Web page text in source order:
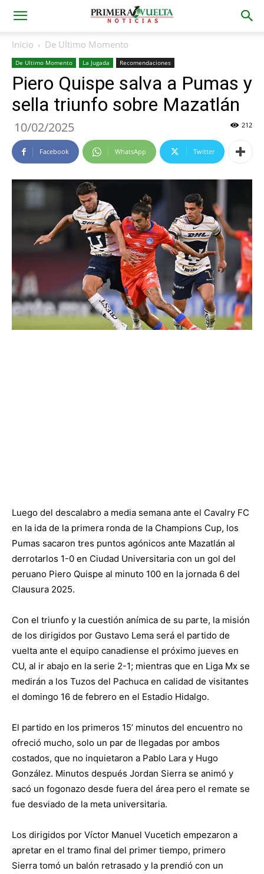
Inicio De Ultimo Momento
De Ultimo Momento La Jugada Recomendaciones
Piero Quispe salva a Pumas y
sella triunfo sobre Mazatlán
10/02/2025 212
Facebook WhatsApp Twitter
Luego del descalabro a media semana ante el Cavalry FC
en la ida de la primera ronda de la Champions Cup, los
Pumas sacaron tres puntos agónicos ante Mazatlán al
derrotarlos 1-0 en Ciudad Universitaria con un gol del
peruano Piero Quispe al minuto 100 en la jornada 6 del
Clausura 2025.
Con el triunfo y la cuestión anímica de su parte, la misión
de los dirigidos por Gustavo Lema será el partido de
vuelta ante el equipo canadiense el próximo jueves en
CU, al ir abajo en la serie 2-1; mientras que en Liga Mx se
medirán a los Tuzos del Pachuca en calidad de visitantes
el domingo 16 de febrero en el Estadio Hidalgo.
El partido en los primeros 15’ minutos del encuentro no
ofreció mucho, solo un par de llegadas por ambos
costados, que no inquietaron a Pablo Lara y Hugo
González. Minutos después Jordan Sierra se animó y
sacó un fogonazo desde fuera del área pero el remate se
fue desviado de la meta universitaria.
Los dirigidos por Víctor Manuel Vucetich empezaron a
apretar en el tramo final del primer tiempo, primero
Sierra tomó un balón retrasado y la prendió con un